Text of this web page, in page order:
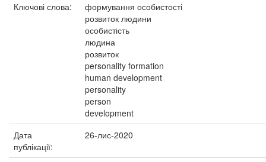
Ключові слова:
формування особистості
розвиток людини
особистість
людина
розвиток
personality formation
human development
personality
person
development
Дата
публікації:
26-лис-2020